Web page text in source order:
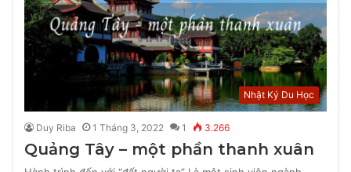
Nhật Ký Du Học
Duy Riba 1 Tháng 3, 2022 1 3.266
Quảng Tây – một phần thanh xuân